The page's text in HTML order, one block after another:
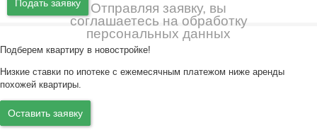
Подать заявку
Подберем квартиру в новостройке!
Низкие ставки по ипотеке с ежемесячным платежом ниже аренды
похожей квартиры.
Оставить заявку
Отправляя заявку, вы
соглашаетесь на обработку
персональных данных